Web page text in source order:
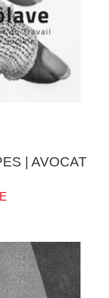
| AVOCAT